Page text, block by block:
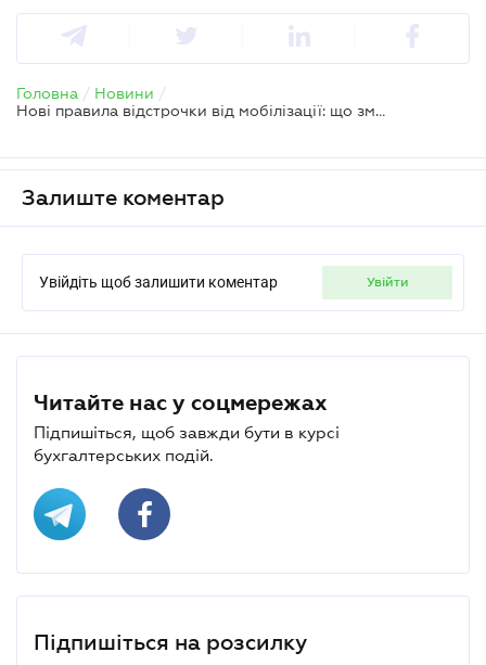
Головна / Новини /
Нові правила відстрочки від мобілізації: що зміниться з 1 листопада
Залиште коментар
Увійдіть щоб залишити коментар увійти
Читайте нас у соцмережах
Підпишіться, щоб завжди бути в курсі
бухгалтерських подій.
Підпишіться на розсилку